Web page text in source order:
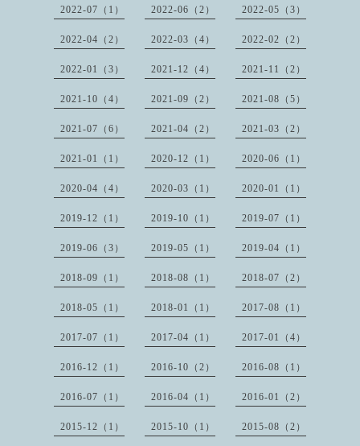
2022-07（1） 2022-06（2） 2022-05（3）
2022-04（2） 2022-03（4） 2022-02（2）
2022-01（3） 2021-12（4） 2021-11（2）
2021-10（4） 2021-09（2） 2021-08（5）
2021-07（6） 2021-04（2） 2021-03（2）
2021-01（1） 2020-12（1） 2020-06（1）
2020-04（4） 2020-03（1） 2020-01（1）
2019-12（1） 2019-10（1） 2019-07（1）
2019-06（3） 2019-05（1） 2019-04（1）
2018-09（1） 2018-08（1） 2018-07（2）
2018-05（1） 2018-01（1） 2017-08（1）
2017-07（1） 2017-04（1） 2017-01（4）
2016-12（1） 2016-10（2） 2016-08（1）
2016-07（1） 2016-04（1） 2016-01（2）
2015-12（1） 2015-10（1） 2015-08（2）